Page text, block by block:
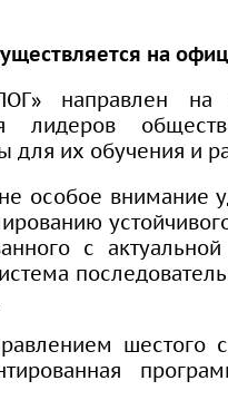
на
направлен
лидеров
для их обучения и
особое внимание
с
шестого